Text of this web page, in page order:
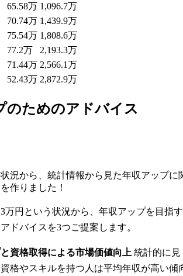
65.58万 1,096.7万
70.74万 1,439.9万
75.54万 1,808.6万
77.2万
2,193.3万
71.44万 2,566.1万
52.43万 2,872.9万
のためのアドバイス
況から、統計情報から見た年収アップに
作りました！
万円という状況から、年収アップを目指す
ドバイスを3つご提案します。
資格取得による市場価値向上 統計的に見
格やスキルを持つ人は平均年収が高い傾